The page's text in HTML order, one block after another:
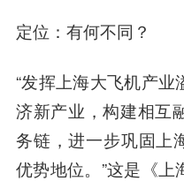
定位：有何不同？
“发挥上海大飞机产
济新产业，构建相互
务链，进一步巩固上
优势地位。”这是《